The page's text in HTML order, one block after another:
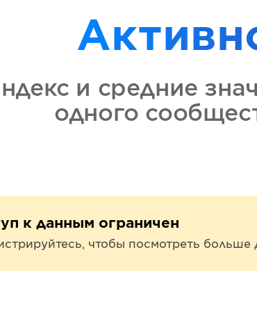
и средние
одного
к данным ограничен
чтобы посмотреть больше